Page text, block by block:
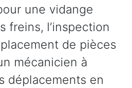
une vidange
freins, l’inspection
de pièces
mécanicien à
déplacements en